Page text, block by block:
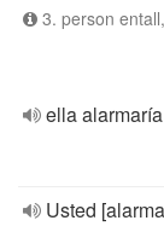
3. person
ella alarmaría
Usted